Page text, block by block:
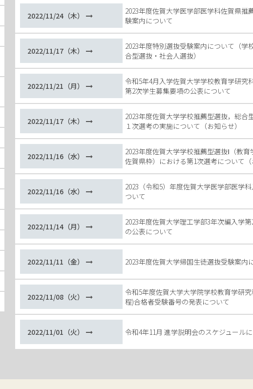
2022/11/24（木）
2023年度佐賀大学医学部医学科佐賀県推
験案内について
2022/11/17（木）
2023年度特別選抜受験案内について（学
合型選抜・社会人選抜）
2022/11/21（月）
令和5年4月入学佐賀大学学校教育学研究
第2次学生募集要項の公表について
2022/11/17（木）
2023年度佐賀大学学校推薦型選抜，総合
１次選考の実施について（お知らせ）
2022/11/16（水）
2023年度佐賀大学学校推薦型選抜Ⅰ（教
佐賀県枠）における第1次選考について（
2022/11/16（水）
2023（令和5）年度佐賀大学医学部医学
ついて
2022/11/14（月）
2023年度佐賀大学理工学部3年次編入学
の公表について
2022/11/11（金） 2023年度佐賀大学帰国生徒選抜受験案内
2022/11/08（火）
令和5年度佐賀大学大学院学校教育学研
程)合格者受験番号の発表について
2022/11/01（火） 令和4年11月 進学説明会のスケジュール